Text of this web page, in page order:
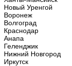
Новый Уренгой
Воронеж
Волгоград
Краснодар
Анапа
Геленджик
Нижний Новгород
Иркутск